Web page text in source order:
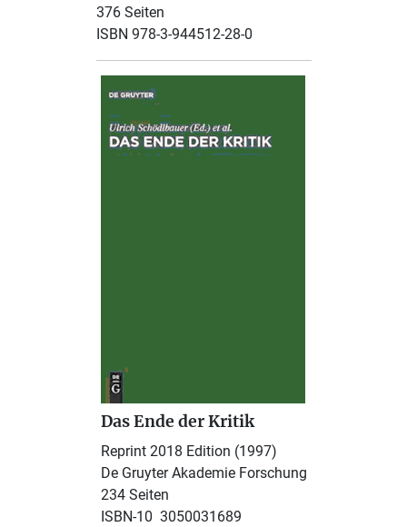
376 Seiten
ISBN 978-3-944512-28-0
Das Ende der Kritik
Reprint 2018 Edition (1997)
De Gruyter Akademie Forschung
234 Seiten
ISBN-10 ‎ 3050031689